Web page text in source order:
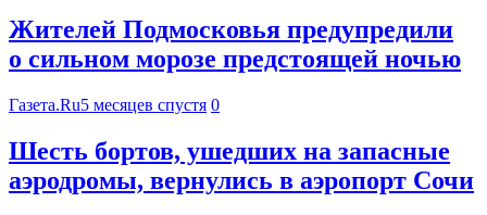
Жителей Подмосковья предупредили
о сильном морозе предстоящей ночью
Газета.Ru5 месяцев спустя 0
Шесть бортов, ушедших на запасные
аэродромы, вернулись в аэропорт Сочи